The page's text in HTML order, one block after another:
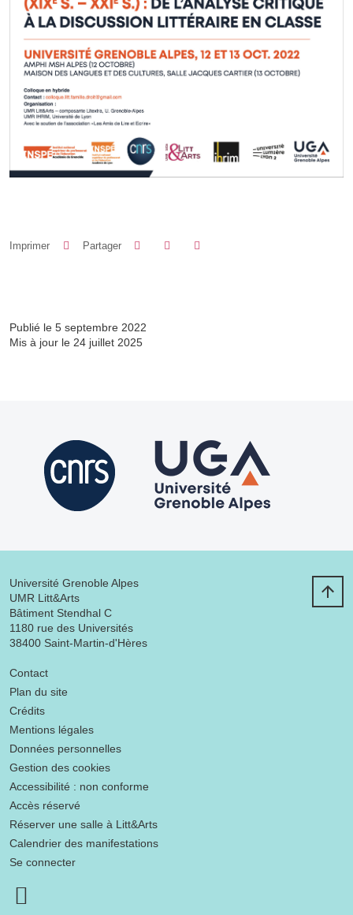
Imprimer Partager Partager sur Facebook
Partager sur LinkedIn
Publié le 5 septembre 2022
Mis à jour le 24 juillet 2025
Université Grenoble Alpes
UMR Litt&Arts
Bâtiment Stendhal C
1180 rue des Universités
38400 Saint-Martin-d'Hères
Menu footer
Contact
Plan du site
Crédits
Mentions légales
Données personnelles
Gestion des cookies
Accessibilité : non conforme
Accès réservé
Réserver une salle à Litt&Arts
Calendrier des manifestations
Se connecter